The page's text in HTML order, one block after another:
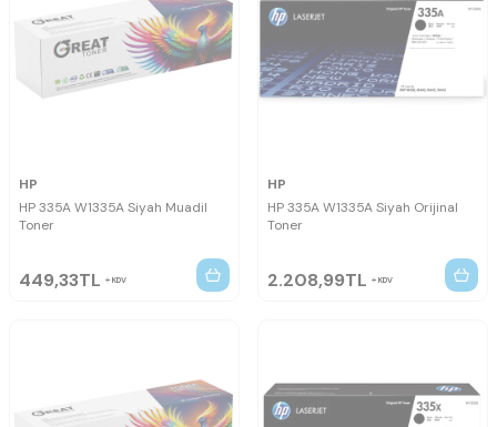
HP
HP 335A W1335A Siyah Muadil
Toner
449,33TL KDV
HP
HP 335A W1335A Siyah Orijinal
Toner
2.208,99TL KDV